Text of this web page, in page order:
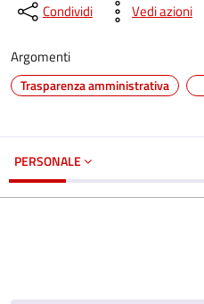
Condividi Vedi azioni
Argomenti
Trasparenza amministrativa
PERSONALE